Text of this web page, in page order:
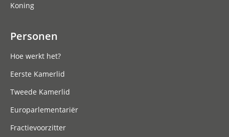
Koning
Personen
Hoe werkt het?
Eerste Kamerlid
Tweede Kamerlid
Europarlementariër
Fractievoorzitter